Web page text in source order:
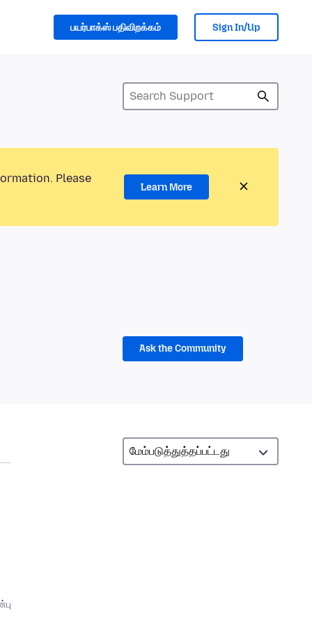
பயர்பாக்ஸ் பதிவிறக்கம் Sign In/Up
Please
Learn More
Ask the Community